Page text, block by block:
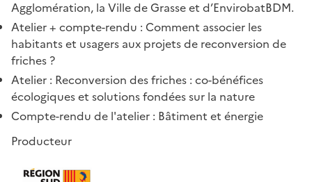
Agglomération, la Ville de Grasse et d’EnvirobatBDM.
Atelier + compte-rendu : Comment associer les
habitants et usagers aux projets de reconversion de
friches ?
Atelier : Reconversion des friches : co-bénéfices
écologiques et solutions fondées sur la nature
Compte-rendu de l'atelier : Bâtiment et énergie
Producteur